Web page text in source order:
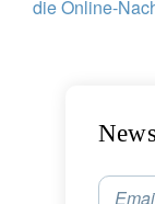
die Online-